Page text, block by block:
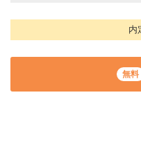
内
無料